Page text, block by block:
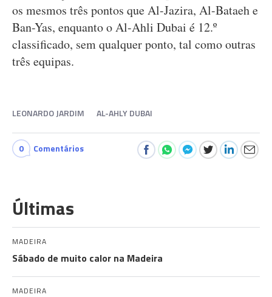
os mesmos três pontos que Al-Jazira, Al-Bataeh e
Ban-Yas, enquanto o Al-Ahli Dubai é 12.º
classificado, sem qualquer ponto, tal como outras
três equipas.
LEONARDO JARDIM AL-AHLY DUBAI
0 Comentários
Últimas
MADEIRA
Sábado de muito calor na Madeira
MADEIRA